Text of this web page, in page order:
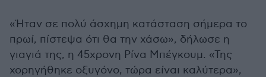
«Ήταν σε πολύ άσχημη κατάσταση σήμερα το
πρωί, πίστεψα ότι θα την χάσω», δήλωσε η
γιαγιά της, η 45χρονη Ρίνα Μπέγκουμ. «Της
χορηγήθηκε οξυγόνο, τώρα είναι καλύτερα»,